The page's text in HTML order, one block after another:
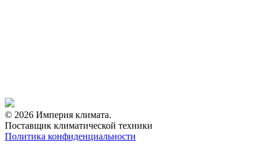
© 2026 Империя климата.
Поставщик климатической техники
Политика конфиденциальности